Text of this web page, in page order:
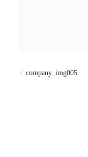
company_img005